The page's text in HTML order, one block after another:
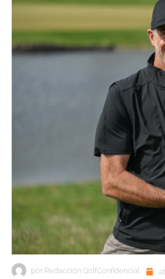
por Redacción GolfConfidencial